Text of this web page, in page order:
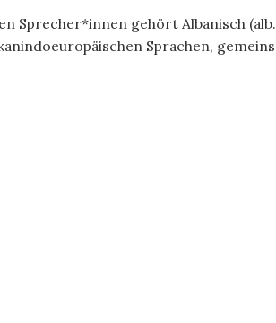
Sprecher*innen gehört Albanisch
Sprachen,